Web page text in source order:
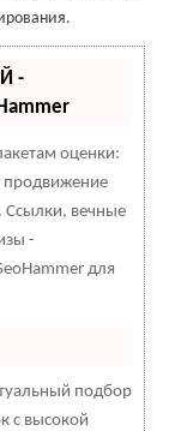
-
оценки:
продвижение
Ссылки, вечные
-
для
подбор
с высокой